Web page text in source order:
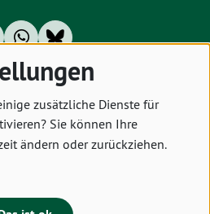
Cookies
zusätzliche Dienste für
Sie können Ihre
ändern oder zurückziehen.